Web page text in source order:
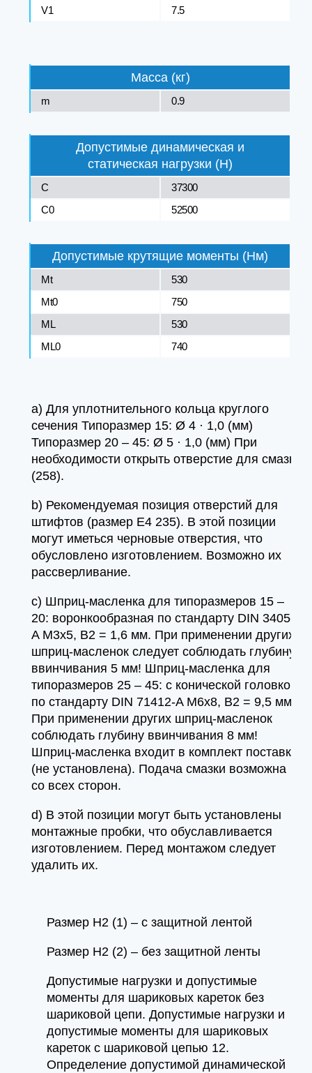
V1 7.5
Масса (кг)
m 0.9
Допустимые динамическая и
статическая нагрузки (Н)
C
37300
C0
52500
Допустимые крутящие моменты (Нм)
Mt
530
Mt0
750
ML
530
ML0
740
а) Для уплотнительного кольца круглого
сечения Типоразмер 15: Ø 4 · 1,0 (мм)
Типоразмер 20 – 45: Ø 5 · 1,0 (мм) При
необходимости открыть отверстие для смазки
(258).
b) Рекомендуемая позиция отверстий для
штифтов (размер E4 235). В этой позиции
могут иметься черновые отверстия, что
обусловлено изготовлением. Возможно их
рассверливание.
c) Шприц-масленка для типоразмеров 15 –
20: воронкообразная по стандарту DIN 3405-
A M3x5, B2 = 1,6 мм. При применении других
шприц-масленок следует соблюдать глубину
ввинчивания 5 мм! Шприц-масленка для
типоразмеров 25 – 45: с конической головкой
по стандарту DIN 71412-A M6x8, B2 = 9,5 мм
При применении других шприц-масленок
соблюдать глубину ввинчивания 8 мм!
Шприц-масленка входит в комплект поставки
(не установлена). Подача смазки возможна
со всех сторон.
d) В этой позиции могут быть установлены
монтажные пробки, что обуславливается
изготовлением. Перед монтажом следует
удалить их.
Размер H2 (1) – с защитной лентой
Размер H2 (2) – без защитной ленты
Допустимые нагрузки и допустимые
моменты для шариковых кареток без
шариковой цепи. Допустимые нагрузки и
допустимые моменты для шариковых
кареток с шариковой цепью 12.
Определение допустимой динамической